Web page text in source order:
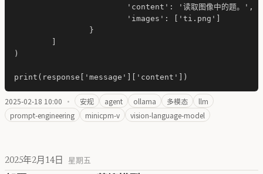
)
2025-02-18 10:00 · 安规 agent ollama 多模态
llm
prompt-engineering
minicpm-v vision-language-model
2025年2月14日 星期五